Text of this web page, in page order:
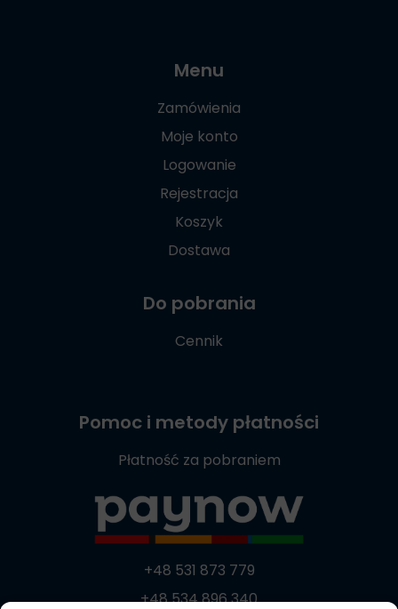
Menu
Zamówienia
Moje konto
Logowanie
Rejestracja
Koszyk
Dostawa
Do pobrania
Cennik
Pomoc i metody płatności
Płatność za pobraniem
+48 531 873 779
+48 534 896 340